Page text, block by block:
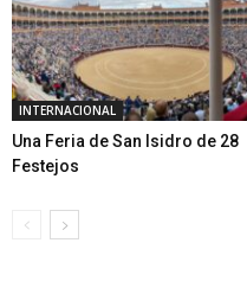
INTERNACIONAL
Una Feria de San Isidro de 28
Festejos